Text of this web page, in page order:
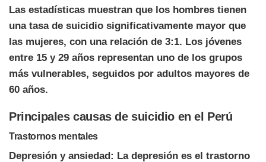
Las estadísticas muestran que los hombres tienen
una tasa de suicidio significativamente mayor que
las mujeres, con una relación de 3:1. Los jóvenes
entre 15 y 29 años representan uno de los grupos
más vulnerables, seguidos por adultos mayores de
60 años.
Principales causas de suicidio en el Perú
Trastornos mentales
Depresión y ansiedad: La depresión es el trastorno